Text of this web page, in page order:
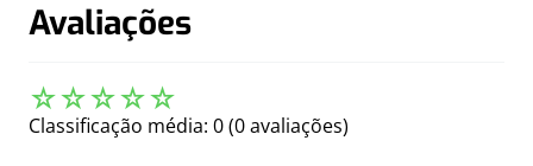
Avaliações
☆☆☆☆☆
Classificação média: 0(0 avaliações)